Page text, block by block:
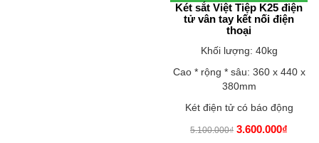
Két sắt Việt Tiệp K25 điện
tử vân tay kết nối điện
thoại
Khối lượng: 40kg
Cao * rộng * sâu: 360 x 440 x
380mm
Két điện tử có báo động
5.100.000₫ 3.600.000₫